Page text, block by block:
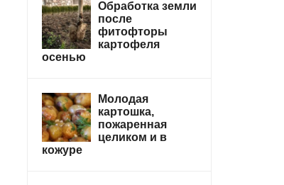
Обработка земли
после
фитофторы
картофеля
осенью
Молодая
картошка,
пожаренная
целиком и в
кожуре